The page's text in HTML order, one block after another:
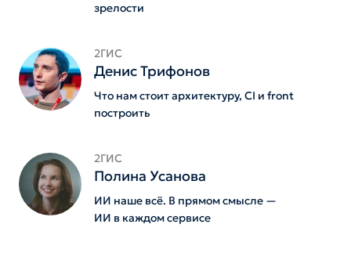
зрелости
2ГИС
Денис Трифонов
Что нам стоит архитектуру, CI и front
построить
2ГИС
Полина Усанова
ИИ наше всё. В прямом смысле —
ИИ в каждом сервисе